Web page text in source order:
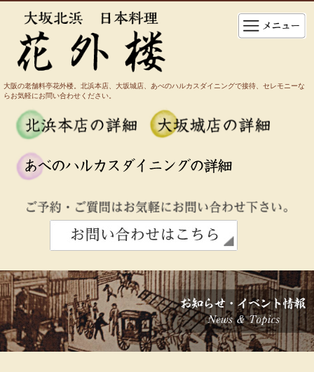
大阪の老舗料亭花外楼。北浜本店、大坂城店、あべのハルカスダイニングで接待、セレモニーな
らお気軽にお問い合わせください。